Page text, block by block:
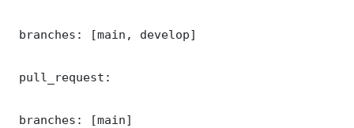
branches: [main, develop]
pull_request:
branches: [main]